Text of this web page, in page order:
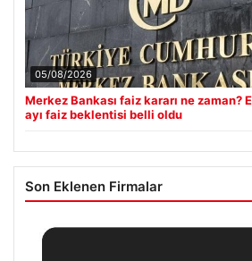
05/08/2026
Merkez Bankası faiz kararı ne zaman?
ayı faiz beklentisi belli oldu
Son Eklenen Firmalar